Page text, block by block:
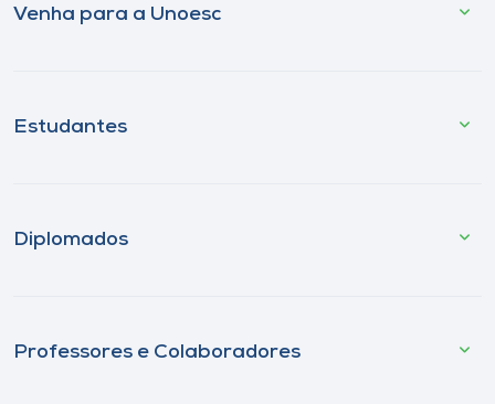
Venha para a Unoesc
Estudantes
Diplomados
Professores e Colaboradores